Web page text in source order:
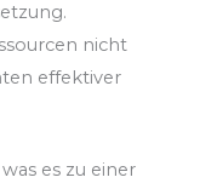
nicht
effektiver
es zu einer